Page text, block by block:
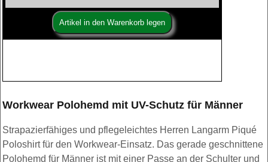
Workwear Polohemd mit UV-Schutz für Männer
Strapazierfähiges und pflegeleichtes Herren Langarm Piqué
Poloshirt für den Workwear-Einsatz. Das gerade geschnittene
Polohemd für Männer ist mit einer Passe an der Schulter und